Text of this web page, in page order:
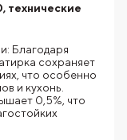
технические
Благодаря
сохраняет
что особенно
и кухонь.
0,5%, что